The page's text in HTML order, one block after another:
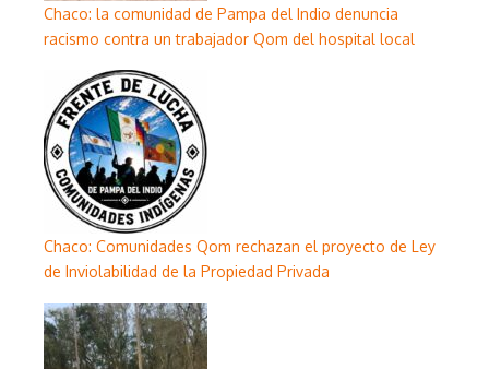
Chaco: la comunidad de Pampa del Indio denuncia
racismo contra un trabajador Qom del hospital local
Chaco: Comunidades Qom rechazan el proyecto de Ley
de Inviolabilidad de la Propiedad Privada